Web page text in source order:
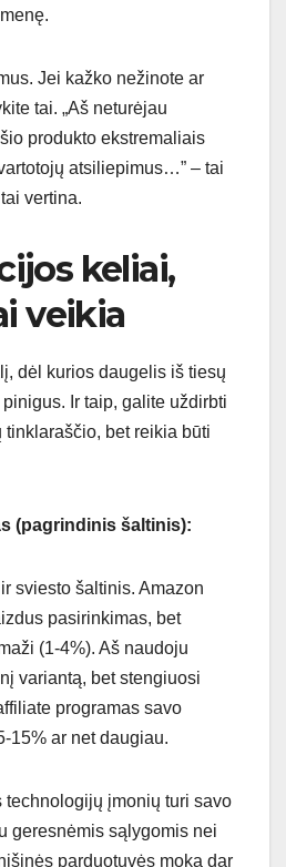
Jei kažko nežinote ar
tai. „Aš neturėjau
produkto ekstremaliais
atsiliepimus…” – tai
vertina.
keliai,
veikia
dėl kurios daugelis iš tiesų
Ir taip, galite uždirbti
bet reikia būti
(pagrindinis šaltinis):
sviesto šaltinis. Amazon
pasirinkimas, bet
(1-4%). Aš naudoju
variantą, bet stengiuosi
programas savo
15% ar net daugiau.
technologijų įmonių turi savo
geresnėmis sąlygomis nei
parduotuvės moka dar